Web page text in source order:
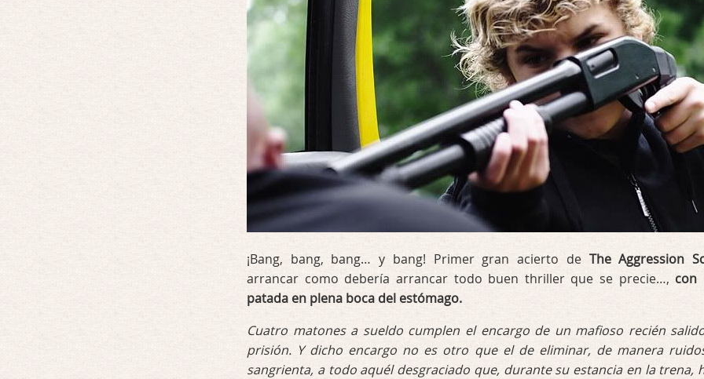
¡Bang, bang, bang… y bang! Primer gran acierto de The Aggression
arrancar como debería arrancar todo buen thriller que se precie…, con
patada en plena boca del estómago.
Cuatro matones a sueldo cumplen el encargo de un mafioso recién
prisión. Y dicho encargo no es otro que el de eliminar, de manera
sangrienta, a todo aquél desgraciado que, durante su estancia en la trena,